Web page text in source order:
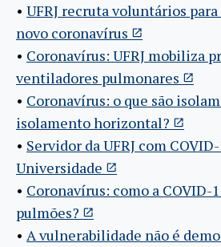
• UFRJ recruta voluntários
novo coronavírus
• Coronavírus: UFRJ mobiliza
ventiladores pulmonares
• Coronavírus: o que são
isolamento horizontal?
• Servidor da UFRJ com
Universidade
• Coronavírus: como a COVID-
pulmões?
• A vulnerabilidade não é